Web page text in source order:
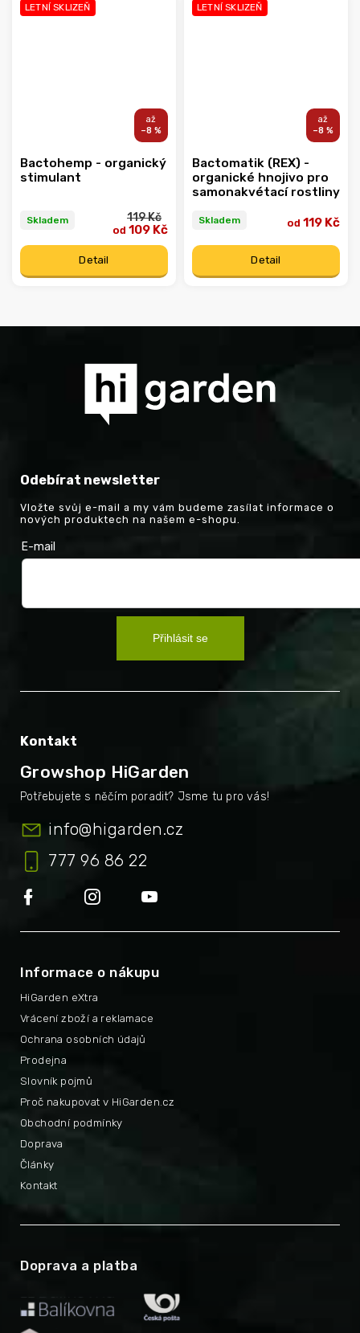
LETNÍ SKLIZEŇ
–8 %
Bactohemp - organický
stimulant
Skladem 119 Kč
od 109 Kč
Detail
LETNÍ SKLIZEŇ
–8 %
Bactomatik (REX) -
organické hnojivo pro
samonakvétací rostliny
Skladem od 119 Kč
Detail
Odebírat newsletter
Vložte svůj e-mail a my vám budeme zasílat informace o
nových produktech na našem e-shopu.
E-mail
Přihlásit se
Kontakt
Growshop HiGarden
info@higarden.cz
777 96 86 22
Informace o nákupu
HiGarden eXtra
Proč nakupovat v HiGarden.cz
Vrácení zboží a reklamace
Obchodní podmínky
Ochrana osobních údajů
Doprava
Prodejna
Články
Slovník pojmů
Kontakt
Doprava a platba